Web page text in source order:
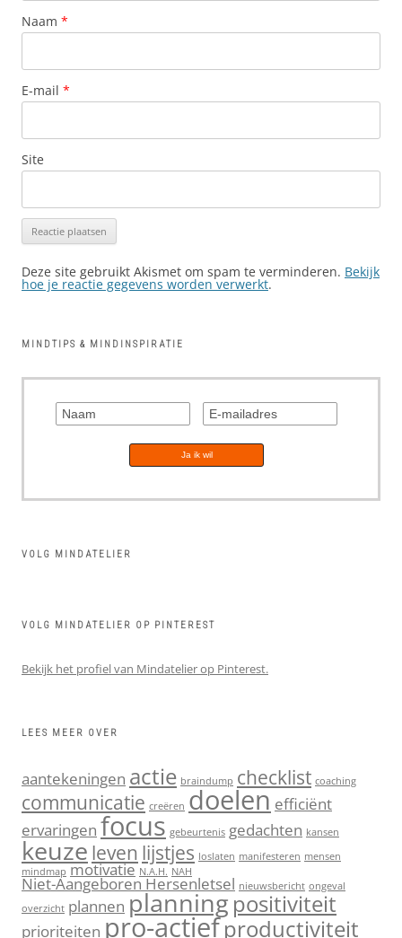
Naam *
E-mail *
Site
Deze site gebruikt Akismet om spam te verminderen. Bekijk
hoe je reactie gegevens worden verwerkt.
MINDTIPS & MINDINSPIRATIE
VOLG MINDATELIER
VOLG MINDATELIER OP PINTEREST
Bekijk het profiel van Mindatelier op Pinterest.
LEES MEER OVER
aantekeningen actie braindump checklist coaching
communicatie creëren doelen efficiënt
ervaringen focus gebeurtenis gedachten kansen
keuze leven lijstjes loslaten manifesteren mensen
mindmap motivatie N.A.H. NAH
Niet-Aangeboren Hersenletsel nieuwsbericht ongeval
overzicht plannen planning positiviteit
prioriteiten pro-actiefproductiviteit